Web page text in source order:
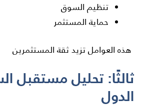
تنظيم السوق
حماية المستثمر
هذه العوامل تزيد ثقة المستثمرين
ثالثًا: تحليل
الدول